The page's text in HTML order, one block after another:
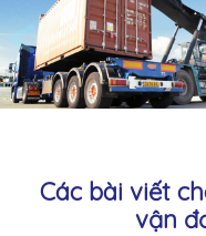
<
Các bài viết
vận